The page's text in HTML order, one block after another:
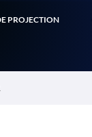
PROJECTION